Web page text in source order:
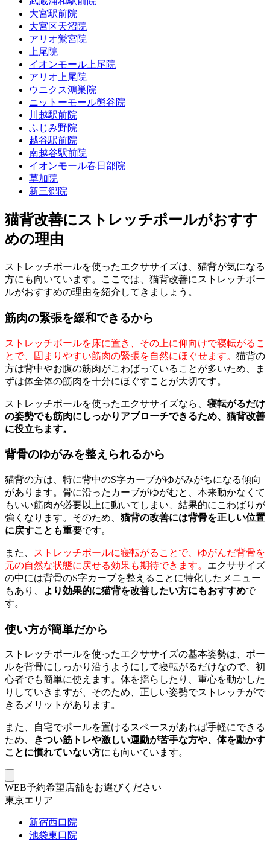
大宮駅前院
大宮区天沼院
アリオ鷲宮院
上尾院
イオンモール上尾院
アリオ上尾院
ウニクス鴻巣院
ニットーモール熊谷院
川越駅前院
ふじみ野院
越谷駅前院
南越谷駅前院
イオンモール春日部院
草加院
新三郷院
猫背改善にストレッチポールがおすす
めの理由
ストレッチポールを使ったエクササイズは、猫背が気になる
方にも向いています。ここでは、猫背改善にストレッチポー
ルがおすすめの理由を紹介してきましょう。
筋肉の緊張を緩和できるから
ストレッチポールを床に置き、その上に仰向けで寝転がるこ
とで、固まりやすい筋肉の緊張を自然にほぐせます。 猫背の
方は背中やお腹の筋肉がこわばっていることが多いため、ま
ずは体全体の筋肉を十分にほぐすことが大切です。
ストレッチポールを使ったエクササイズなら、 寝転がるだけ
の姿勢でも筋肉にしっかりアプローチできるため、猫背改善
に役立ちます。
背骨のゆがみを整えられるから
猫背の方は、特に背中のS字カーブがゆがみがちになる傾向
があります。骨に沿ったカーブがゆがむと、本来動かなくて
もいい筋肉が必要以上に動いてしまい、結果的にこわばりが
強くなります。そのため、 猫背の改善には背骨を正しい位置
に戻すことも重要です。
また、
ストレッチポールに寝転がることで、ゆがんだ背骨を
元の自然な状態に戻せる効果も期待できます。 エクササイズ
の中には背骨のS字カーブを整えることに特化したメニュー
もあり、
より効果的に猫背を改善したい方にもおすすめで
す。
使い方が簡単だから
ストレッチポールを使ったエクササイズの基本姿勢は、ポー
ルを背骨にしっかり沿うようにして寝転がるだけなので、初
心者でも簡単に使えます。体を揺らしたり、重心を動かした
りしていきますが、そのため、正しい姿勢でストレッチがで
きるメリットがあります。
また、自宅でポールを置けるスペースがあれば手軽にできる
ため、
きつい筋トレや激しい運動が苦手な方や、体を動かす
ことに慣れていない方にも向いています。
WEB予約希望店舗をお選びください
東京エリア
新宿西口院
池袋東口院